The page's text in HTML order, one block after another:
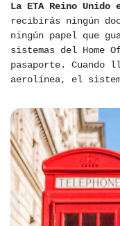
La ETA Reino Unido
recibirás ningún
ningún papel que
sistemas del Home
pasaporte. Cuando
aerolínea, el